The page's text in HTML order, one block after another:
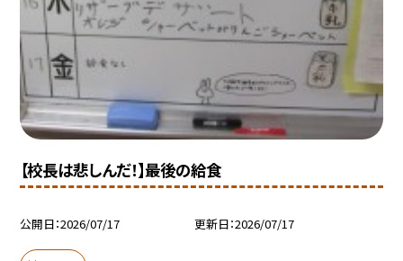
【校長は悲しんだ！】最後の給食
公開日 2026/07/17 更新日 2026/07/17